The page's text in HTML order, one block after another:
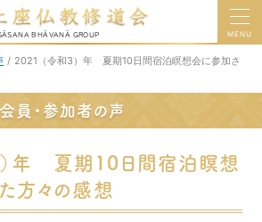
BHĀVANĀ GROUP MENU
/ 2021（令和3）年 夏期10日間宿泊瞑想会に参加さ
会員・参加者の声
年 夏期10日間宿泊瞑想
方々の感想